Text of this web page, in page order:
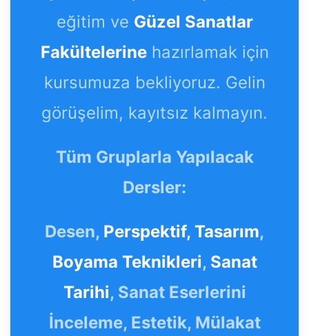
eğitim ve Güzel Sanatlar
Fakültelerinehazırlamak için
kursumuza bekliyoruz. Gelin
görüşelim, kayıtsız kalmayın.
Tüm Gruplarla Yapılacak
Dersler:
Desen, Perspektif, Tasarım,
Boyama Teknikleri, Sanat
Tarihi, Sanat Eserlerini
İnceleme, Estetik, Mülakat